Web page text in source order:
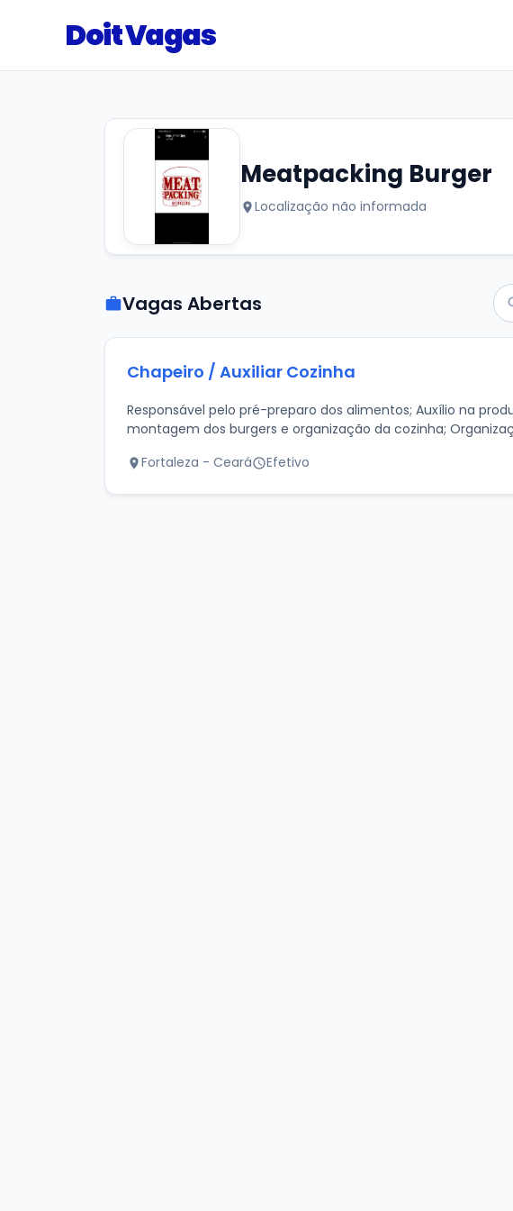
Doit Vagas
Meatpacking Burger
Localização não informada
Vagas Abertas
Chapeiro / Auxiliar Cozinha
Responsável pelo pré-preparo dos alimentos; Auxílio na
montagem dos burgers e organização da cozinha;
Fortaleza - Ceará
Efetivo